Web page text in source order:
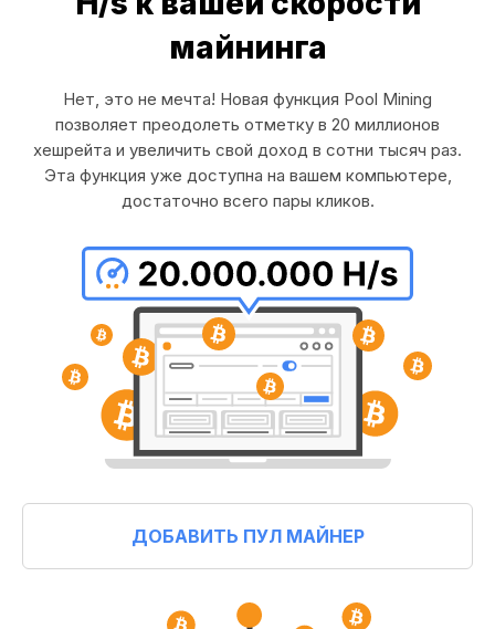
майнинга
Нет, это не мечта! Новая функция Pool Mining
позволяет преодолеть отметку в 20 миллионов
хешрейта и увеличить свой доход в сотни тысяч раз.
Эта функция уже доступна на вашем компьютере,
достаточно всего пары кликов.
ДОБАВИТЬ ПУЛ МАЙНЕР